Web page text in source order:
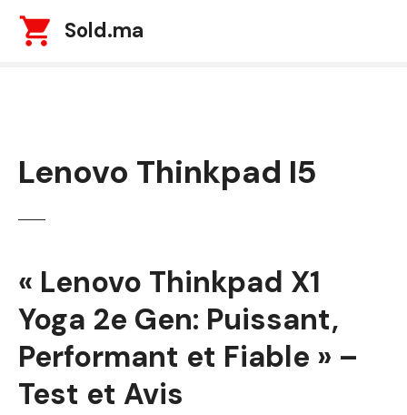
Sold.ma
Lenovo Thinkpad I5
« Lenovo Thinkpad X1
Yoga 2e Gen: Puissant,
Performant et Fiable » –
Test et Avis